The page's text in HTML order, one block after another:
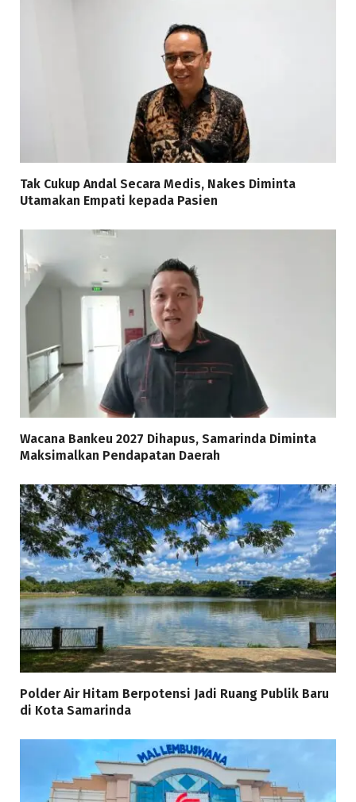
Tak Cukup Andal Secara Medis, Nakes Diminta
Utamakan Empati kepada Pasien
Wacana Bankeu 2027 Dihapus, Samarinda Diminta
Maksimalkan Pendapatan Daerah
Polder Air Hitam Berpotensi Jadi Ruang Publik Baru
di Kota Samarinda